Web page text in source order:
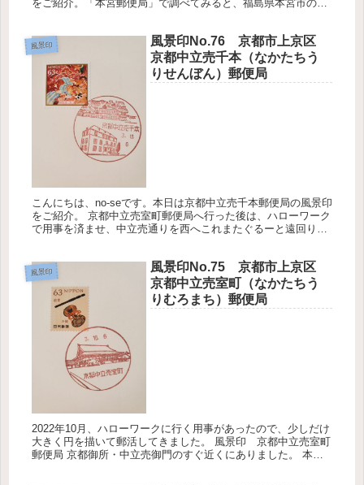
をご紹介。「本宮郵便局」で調べてみると、福島県本宮市の
風景印
風景印No.76 京都市上京区
京都中立売千本（なかたちう
りせんぼん）郵便局
こんにちは、no-seです。本日は京都中立売千本郵便局の風景印
をご紹介。 京都中立売室町郵便局へ行った後は、ハローワーク
で用事を済ませ、中立売通りを西へこれまたぐるーと遠回りを
風景印
風景印No.75 京都市上京区
京都中立売室町（なかたちう
りむろまち）郵便局
2022年10月、ハローワークに行く用事があったので、少しだけ
大きく円を描いて郵活してきました。 風景印 京都中立売室町
郵便局 京都御所・中立売御門のすぐ近くにありました。 本来